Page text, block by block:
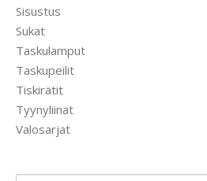
Sisustus
Sukat
Taskulamput
Taskupeilit
Tiskirätit
Tyynyliinat
Valosarjat